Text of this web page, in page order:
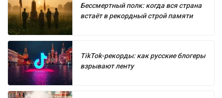
Бессмертный полк: когда вся страна
встаёт в рекордный строй памяти
TikTok-рекорды: как русские блогеры
взрывают ленту